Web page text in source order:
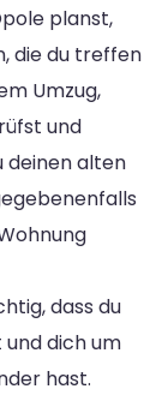
planst,
die du treffen
Umzug,
und
deinen alten
dass du
dich um
hast.